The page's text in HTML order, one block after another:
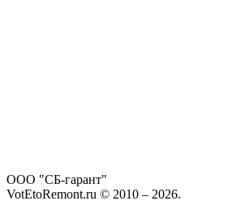
ООО "СБ-гарант"
VotEtoRemont.ru © 2010 – 2026.